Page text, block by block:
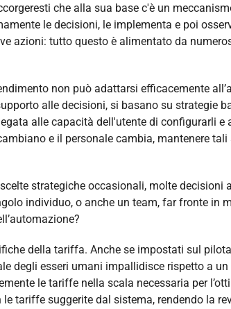
che alla sua base c'è un
le decisioni, le implementa e poi
azioni: tutto questo è alimentato da
non può adattarsi efficacemente
alle decisioni, si basano su strategie
alle capacità dell'utente di configurarli e
e il personale cambia, mantenere
strategiche occasionali, molte decisioni
individuo, o anche un team, far fronte in
della tariffa. Anche se impostati sul
degli esseri umani impallidisce rispetto a un
le tariffe nella scala necessaria per
tariffe suggerite dal sistema, rendendo la